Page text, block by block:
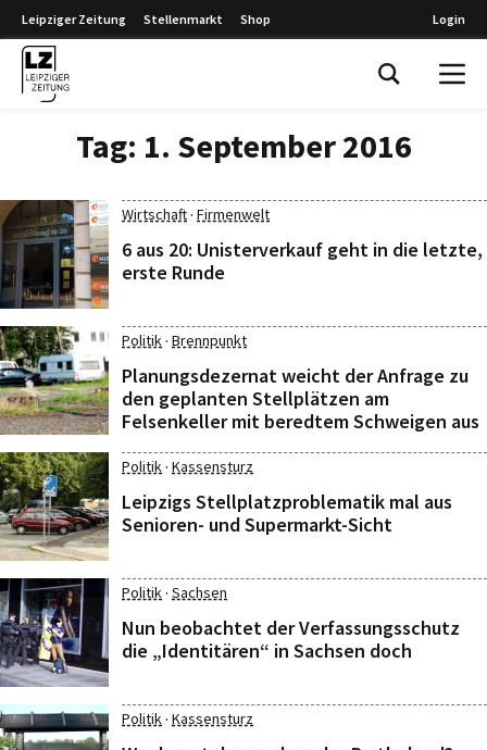
Leipziger Zeitung Stellenmarkt Shop Login
Tag: 1. September 2016
Wirtschaft· Firmenwelt
6 aus 20: Unisterverkauf geht in die letzte,
erste Runde
Politik· Brennpunkt
Planungsdezernat weicht der Anfrage zu
den geplanten Stellplätzen am
Felsenkeller mit beredtem Schweigen aus
Politik· Kassensturz
Leipzigs Stellplatzproblematik mal aus
Senioren- und Supermarkt-Sicht
Politik· Sachsen
Nun beobachtet der Verfassungsschutz
die „Identitären“ in Sachsen doch
Politik· Kassensturz